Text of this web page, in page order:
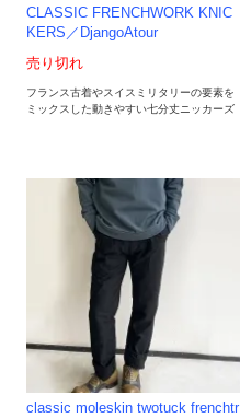
CLASSIC FRENCHWORK KNIC
KERS／DjangoAtour
売り切れ
フランス古着やスイスミリタリーの要素を
ミックスした動きやすい七分丈ニッカーズ
classic moleskin twotuck frenchtr